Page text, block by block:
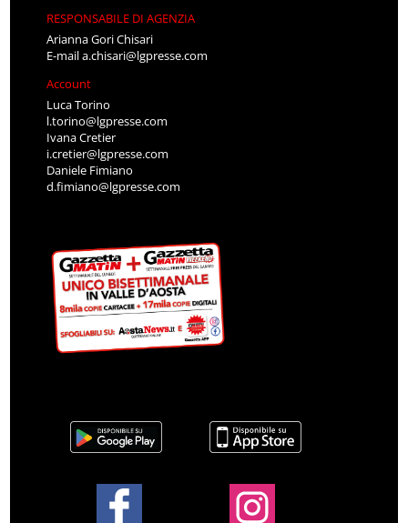
RESPONSABILE DI AGENZIA
Arianna Gori Chisari
E-maila.chisari@lgpresse.com
Account
Luca Torino
l.torino@lgpresse.com
Ivana Cretier
i.cretier@lgpresse.com
Daniele Fimiano
d.fimiano@lgpresse.com